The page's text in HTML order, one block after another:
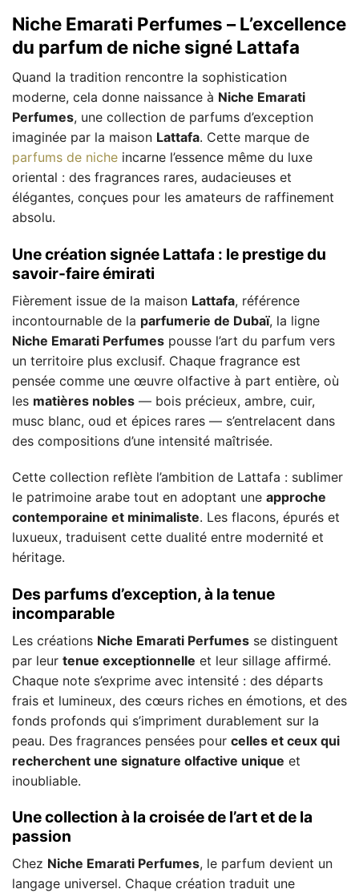
Niche Emarati Perfumes – L’excellence
du parfum de niche signé Lattafa
Quand la tradition rencontre la sophistication
moderne, cela donne naissance à Niche Emarati
Perfumes, une collection de parfums d’exception
imaginée par la maison Lattafa. Cette marque de
parfums de niche incarne l’essence même du luxe
oriental : des fragrances rares, audacieuses et
élégantes, conçues pour les amateurs de raffinement
absolu.
Une création signée Lattafa : le prestige du
savoir-faire émirati
Fièrement issue de la maison Lattafa, référence
incontournable de la parfumerie de Dubaï, la ligne
Niche Emarati Perfumes pousse l’art du parfum vers
un territoire plus exclusif. Chaque fragrance est
pensée comme une œuvre olfactive à part entière, où
les matières nobles — bois précieux, ambre, cuir,
musc blanc, oud et épices rares — s’entrelacent dans
des compositions d’une intensité maîtrisée.
Cette collection reflète l’ambition de Lattafa : sublimer
le patrimoine arabe tout en adoptant une approche
contemporaine et minimaliste. Les flacons, épurés et
luxueux, traduisent cette dualité entre modernité et
héritage.
Des parfums d’exception, à la tenue
incomparable
Les créations Niche Emarati Perfumes se distinguent
par leur tenue exceptionnelle et leur sillage affirmé.
Chaque note s’exprime avec intensité : des départs
frais et lumineux, des cœurs riches en émotions, et des
fonds profonds qui s’impriment durablement sur la
peau. Des fragrances pensées pour celles et ceux qui
recherchent une signature olfactive unique et
inoubliable.
Une collection à la croisée de l’art et de la
passion
Chez Niche Emarati Perfumes, le parfum devient un
langage universel. Chaque création traduit une